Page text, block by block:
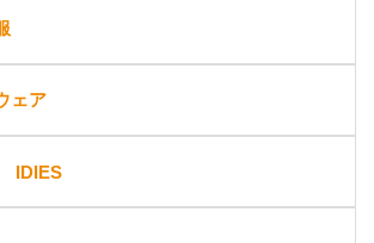
ェア
IDIES